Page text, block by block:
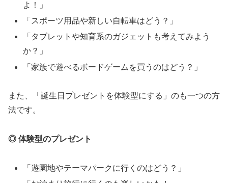
よ！」
「スポーツ用品や新しい自転車はどう？」
「タブレットや知育系のガジェットも考えてみよう
か？」
「家族で遊べるボードゲームを買うのはどう？」
また、「誕生日プレゼントを体験型にする」のも一つの方
法です。
◎ 体験型のプレゼント
「遊園地やテーマパークに行くのはどう？」